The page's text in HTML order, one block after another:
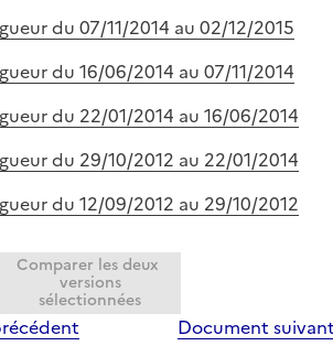
du 07/11/2014 au 02/12/2015
du 16/06/2014 au 07/11/2014
du 22/01/2014 au 16/06/2014
du 29/10/2012 au 22/01/2014
du 12/09/2012 au 29/10/2012
Comparer les deux
versions
sélectionnées
Document